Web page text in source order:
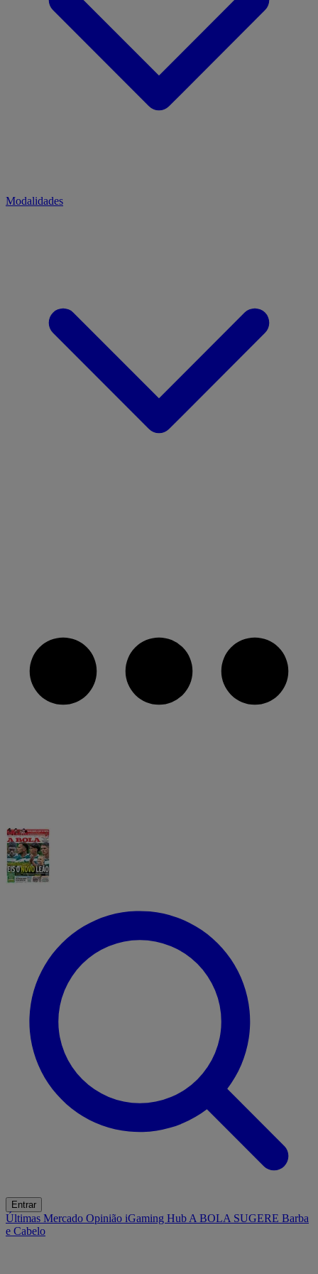
Modalidades
Entrar
Últimas Mercado Opinião iGaming Hub A BOLA SUGERE Barba
e Cabelo